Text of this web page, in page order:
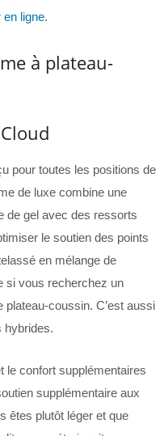
ligne.
à plateau-
pour toutes les positions de
de luxe combine une
de gel avec des ressorts
le soutien des points
en mélange de
si vous recherchez un
coussin. C’est aussi
hybrides.
le confort supplémentaires
supplémentaire aux
êtes plutôt léger et que